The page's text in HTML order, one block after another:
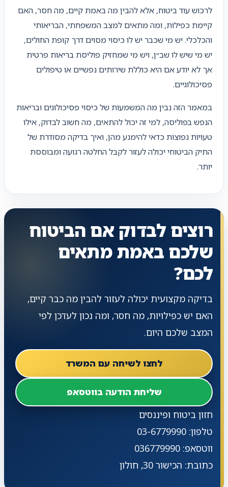
לרכוש עוד ביטוח, אלא להבין מה באמת קיים, מה חסר, האם
קיימת כפילות, ומה מתאים למצב המשפחתי, הבריאותי
והכלכלי. יש מי שכבר יש לו כיסוי מסוים דרך קופת החולים,
יש מי שיש לו שב״ן, ויש מי שמחזיק פוליסת בריאות פרטית
אך לא יודע אם היא כוללת שירותים נפשיים או טיפולים
פסיכולוגיים.
במאמר הזה נבין מה המשמעות של כיסוי פסיכולוגים ובריאות
הנפש בפוליסה, למי זה יכול להתאים, מה חשוב לבדוק, אילו
טעויות נפוצות כדאי להימנע מהן, ואיך בדיקה מסודרת של
התיק הביטוחי יכולה לעזור לקבל החלטה רגועה ומבוססת
יותר.
רוצים לבדוק אם הביטוח
שלכם באמת מתאים
לכם?
בדיקה מקצועית יכולה לעזור להבין מה כבר קיים,
האם יש כפילויות, מה חסר, ומה נכון לעדכן לפי
המצב שלכם היום.
לחצו לשיחה עם המשרד
שליחת הודעה בווטסאפ
חזון ביטוח ופיננסים
טלפון: 03-6779990
ווטסאפ: 036779990
כתובת: הכישור 30, חולון